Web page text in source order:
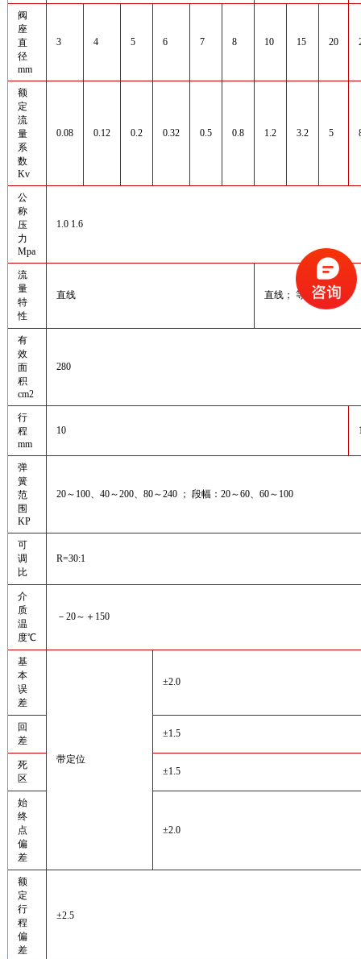
阀
座
直
径
mm
3 4 5 6 7 8 10 15 20
额
定
流
量
系
数
Kv
0.08 0.12 0.2 0.32 0.5 0.8 1.2 3.2 5
公
称
压
力
Mpa
1.0 1.6
流
量
特
性
直线 直线； 等百分比
有
效
面
积
cm2
280
行
程
mm
10
弹
簧
范
围
KP
20～100、40～200、80～240 ； 段幅：20～60、60～100
可
调
比
R=30:1
介
质
温
度℃
－20～＋150
基
本
误
差
带定位
±2.0
回
差
±1.5
死
区
±1.5
始
终
点
偏
差
±2.0
额
定
行
程
偏
差
±2.5